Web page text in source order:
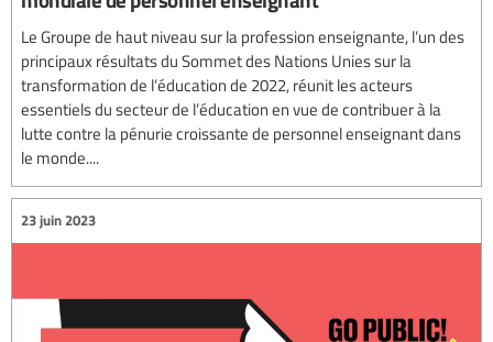
Le Groupe de haut niveau sur la profession enseignante, l’un des
principaux résultats du Sommet des Nations Unies sur la
transformation de l’éducation de 2022, réunit les acteurs
essentiels du secteur de l’éducation en vue de contribuer à la
lutte contre la pénurie croissante de personnel enseignant dans
le monde....
23 juin 2023